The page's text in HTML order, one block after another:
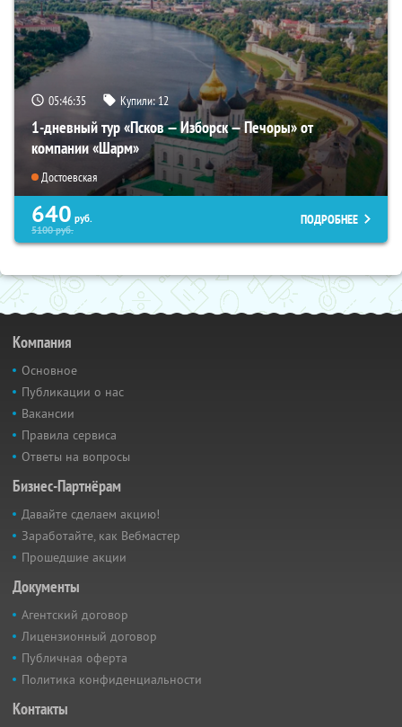
05:46:34 Купили:12
1-дневный тур «Псков — Изборск — Печоры» от
компании «Шарм»
Достоевская
640 руб.
5100руб.
ПОДРОБНЕЕ
Компания
Основное
Публикации о нас
Вакансии
Правила сервиса
Ответы на вопросы
Бизнес-Партнёрам
Давайте сделаем акцию!
Заработайте, как Вебмастер
Прошедшие акции
Документы
Агентский договор
Лицензионный договор
Публичная оферта
Политика конфиденциальности
Контакты